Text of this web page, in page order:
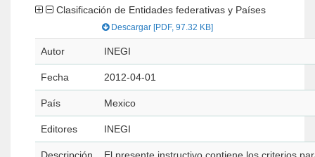
Clasificación de Entidades federativas y Países
Descargar [PDF, 97.32 KB]
Autor INEGI
Fecha 2012-04-01
País Mexico
Editores INEGI